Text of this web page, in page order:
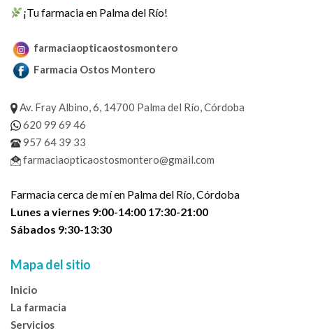
¡Tu farmacia en Palma del Río!
farmaciaopticaostosmontero
Farmacia Ostos Montero
Av. Fray Albino, 6, 14700 Palma del Río, Córdoba
620 99 69 46
957 64 39 33
farmaciaopticaostosmontero@gmail.com
Farmacia cerca de mí en Palma del Río, Córdoba
Lunes a viernes 9:00-14:00 17:30-21:00
Sábados 9:30-13:30
Mapa del sitio
Inicio
La farmacia
Servicios